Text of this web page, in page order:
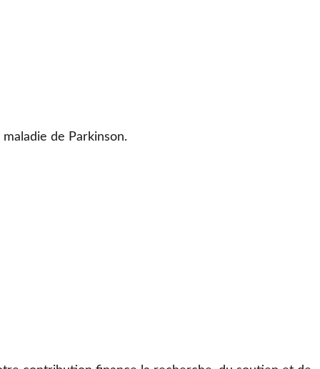
de Parkinson.